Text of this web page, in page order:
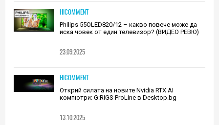
HICOMMENT
Philips 55OLED820/12 – какво повече може да
иска човек от един телевизор? (ВИДЕО РЕВЮ)
23.09.2025
HICOMMENT
Открий силата на новите Nvidia RTX AI
компютри: G:RIGS ProLine в Desktop.bg
13.10.2025